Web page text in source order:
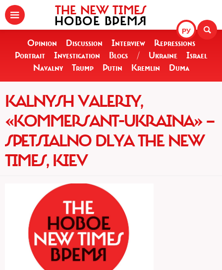
РУ
THE NEW TIMES
НОВОЕ ВРЕМЯ
Opinion Discussion Interview
Repressions
Portrait
Investigation Blogs / Ukraine
Israel
Navalny
Trump Putin Kremlin Duma
KALNYSH VALERIY,
«KOMMERSANT-UKRAINA» —
SPETSIALNO DLYA THE NEW
TIMES, KIEV